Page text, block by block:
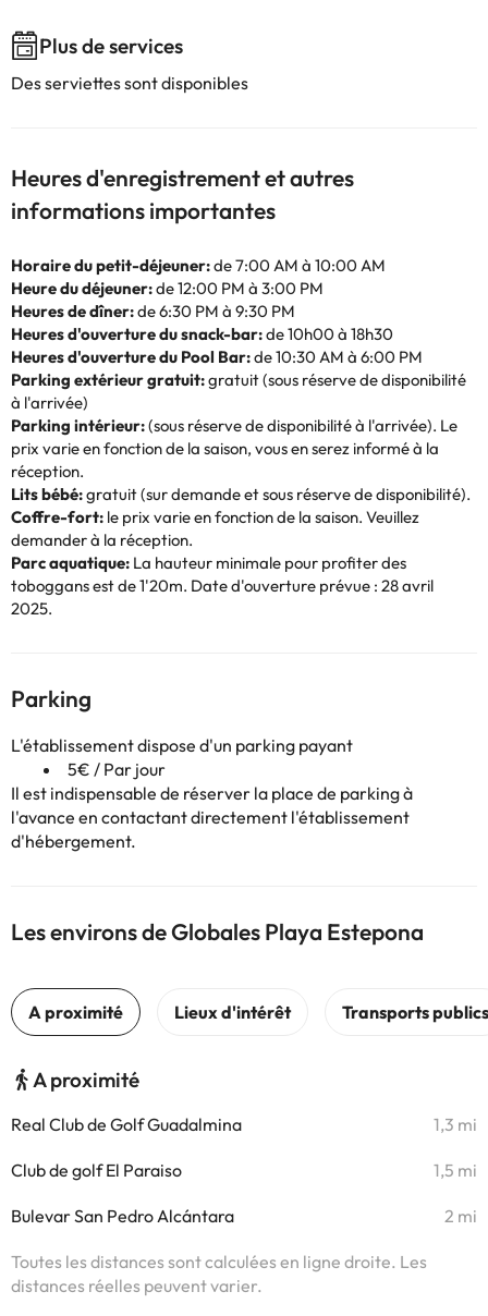
Plus de services
Des serviettes sont disponibles
Heures d'enregistrement et autres
informations importantes
Horaire du petit-déjeuner:de 7:00 AM à 10:00 AM
Heure du déjeuner:de 12:00 PM à 3:00 PM
Heures de dîner:de 6:30 PM à 9:30 PM
Heures d'ouverture du snack-bar:de 10h00 à 18h30
Heures d'ouverture du Pool Bar:de 10:30 AM à 6:00 PM
Parking extérieur gratuit:gratuit (sous réserve de disponibilité
à l'arrivée)
Parking intérieur:(sous réserve de disponibilité à l'arrivée). Le
prix varie en fonction de la saison, vous en serez informé à la
réception.
Lits bébé:gratuit (sur demande et sous réserve de disponibilité).
Coffre-fort: le prix varie en fonction de la saison. Veuillez
demander à la réception.
Parc aquatique: La hauteur minimale pour profiter des
toboggans est de 1'20m. Date d'ouverture prévue : 28 avril
2025.
Parking
L'établissement dispose d'un parking payant
5€ / Par jour
Il est indispensable de réserver la place de parking à
l'avance en contactant directement l'établissement
d'hébergement.
Les environs de Globales Playa Estepona
A proximité
Real Club de Golf Guadalmina 1,3 mi
Club de golf El Paraiso 1,5 mi
Bulevar San Pedro Alcántara 2 mi
Toutes les distances sont calculées en ligne droite. Les
distances réelles peuvent varier.